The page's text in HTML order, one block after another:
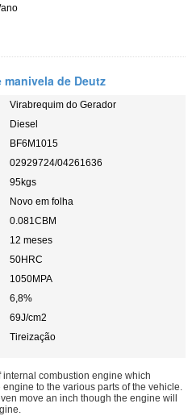
de Deutz
Virabrequim do Gerador
Diesel
BF6M1015
02929724/04261636
95kgs
Novo em folha
0.081CBM
12 meses
50HRC
1050MPA
6,8%
69J/cm2
Tireização
combustion engine which
to the various parts of the vehicle.
move an inch though the engine will